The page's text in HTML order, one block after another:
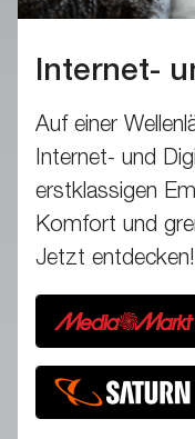
Internet-
Auf einer
Internet- und
erstklassigen
Komfort und
Jetzt entdecken!